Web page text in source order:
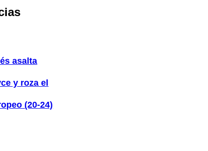
asalta
y roza el
(20-24)